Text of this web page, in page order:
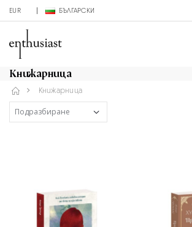
EUR БЪЛГАРСКИ
Книжарница
Книжарница